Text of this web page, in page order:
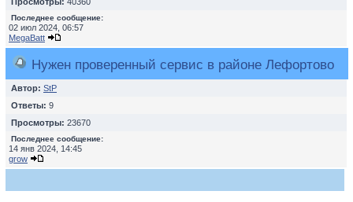
Последнее сообщение:
02 июл 2024, 06:57
MegaBatt
Нужен проверенный сервис в районе Лефортово
Автор: StP
Ответы: 9
Просмотры: 23670
Последнее сообщение:
14 янв 2024, 14:45
grow